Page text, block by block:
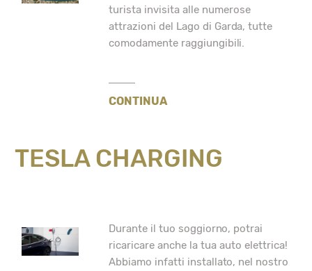
turista invisita alle numerose
attrazioni del Lago di Garda, tutte
comodamente raggiungibili.
CONTINUA
TESLA CHARGING
Durante il tuo soggiorno, potrai
ricaricare anche la tua auto elettrica!
Abbiamo infatti installato, nel nostro